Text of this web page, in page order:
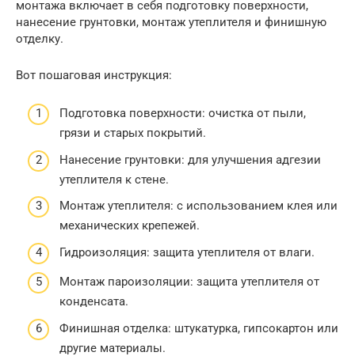
монтажа включает в себя подготовку поверхности,
нанесение грунтовки, монтаж утеплителя и финишную
отделку.
Вот пошаговая инструкция:
Подготовка поверхности: очистка от пыли,
грязи и старых покрытий.
Нанесение грунтовки: для улучшения адгезии
утеплителя к стене.
Монтаж утеплителя: с использованием клея или
механических крепежей.
Гидроизоляция: защита утеплителя от влаги.
Монтаж пароизоляции: защита утеплителя от
конденсата.
Финишная отделка: штукатурка, гипсокартон или
другие материалы.